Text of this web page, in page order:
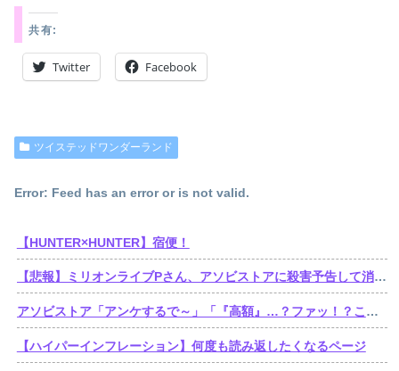
共有:
Twitter Facebook
ツイステッドワンダーランド
Error: Feed has an error or is not valid.
【HUNTER×HUNTER】宿便！
【悲報】ミリオンライブPさん、アソビストアに殺害予告して消される
アソビストア「アンケするで～」「『高額』…？ファッ！？これはカスタマーハラスメント！弁護士と警察使って法的措置させてもらうやで～！！！（クソデカ警告文）」
【ハイパーインフレーション】何度も読み返したくなるページ